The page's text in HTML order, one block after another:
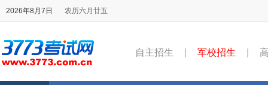
2026年8月7日 农历六月廿五
自主招生 军校招生